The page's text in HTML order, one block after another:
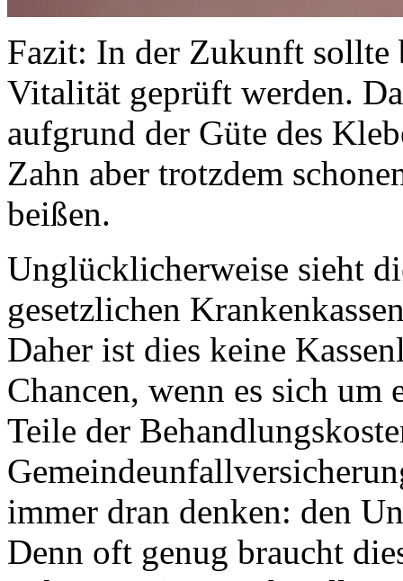
Fazit: In der Zukunft sollte
Vitalität geprüft werden.
aufgrund der Güte des
Zahn aber trotzdem
beißen.
Unglücklicherweise sieht
gesetzlichen
Daher ist dies keine
Chancen, wenn es sich
Teile der
immer dran denken: den
Denn oft genug braucht